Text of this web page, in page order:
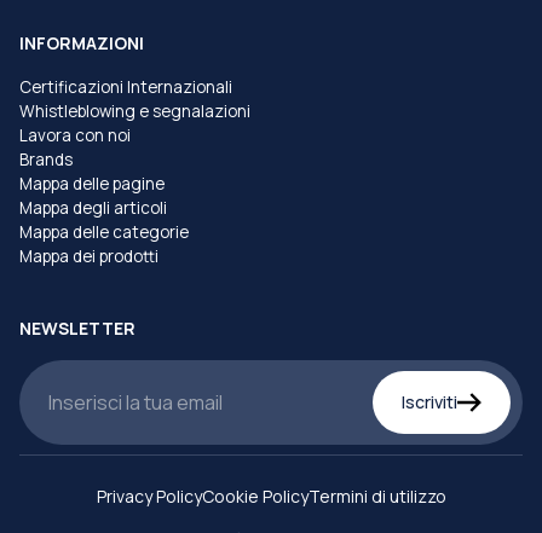
INFORMAZIONI
Certificazioni Internazionali
Whistleblowing e segnalazioni
Lavora con noi
Brands
Mappa delle pagine
Mappa degli articoli
Mappa delle categorie
Mappa dei prodotti
NEWSLETTER
Iscriviti
Privacy PolicyCookie PolicyTermini di utilizzo